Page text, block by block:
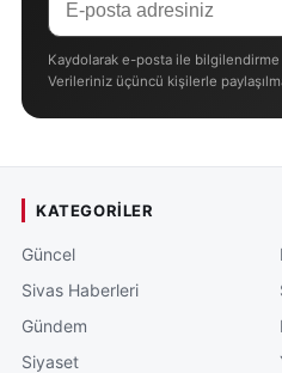
Kaydolarak e-posta ile
Verileriniz üçüncü kişilerle
KATEGORILER
Güncel
Sivas Haberleri
Gündem
Siyaset